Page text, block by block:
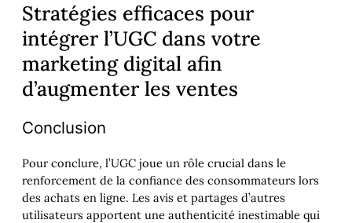
Stratégies efficaces pour
intégrer l’UGC dans votre
marketing digital afin
d’augmenter les ventes
Conclusion
Pour conclure, l’UGC joue un rôle crucial dans le
renforcement de la confiance des consommateurs lors
des achats en ligne. Les avis et partages d’autres
utilisateurs apportent une authenticité inestimable qui